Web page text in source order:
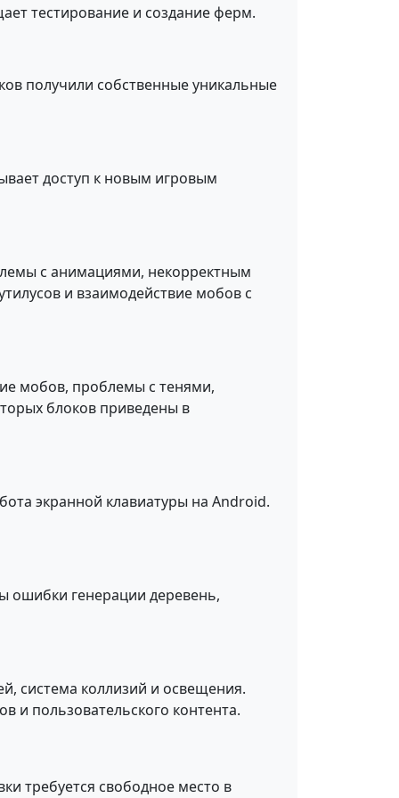
тестирование и создание ферм.
получили собственные уникальные
доступ к новым игровым
с анимациями, некорректным
и взаимодействие мобов с
мобов, проблемы с тенями,
блоков приведены в
экранной клавиатуры на Android.
ошибки генерации деревень,
система коллизий и освещения.
и пользовательского контента.
требуется свободное место в